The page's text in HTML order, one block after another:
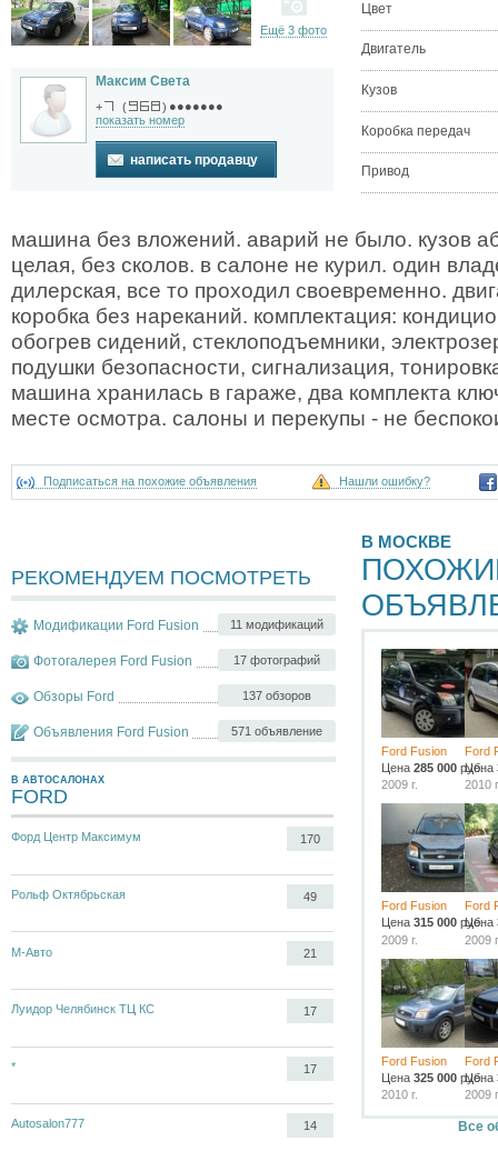
Ещё 3 фото
Максим Света
+ ( ) ●●●●●●●
показать номер
написать продавцу
Цвет
Двигатель
Кузов
Коробка передач
Привод
машина без вложений. аварий не было. кузов
целая, без сколов. в салоне не курил. один
дилерская, все то проходил своевременно.
коробка без нареканий. комплектация:
обогрев сидений, стеклоподъемники,
подушки безопасности, сигнализация,
машина хранилась в гараже, два комплекта
месте осмотра. салоны и перекупы - не
Подписаться на похожие объявления Нашли ошибку?
РЕКОМЕНДУЕМ ПОСМОТРЕТЬ
11 модификаций
Модификации Ford Fusion
17 фотографий
Фотогалерея Ford Fusion
137 обзоров
Обзоры Ford
571 объявление
Объявления Ford Fusion
В АВТОСАЛОНАХ
FORD
Форд Центр Максимум 170
Рольф Октябрьская 49
М-Авто 21
Луидор Челябинск ТЦ КС 17
* 17
Autosalon777 14
В МОСКВЕ
Ford Fusion
Цена 285 000 руб.
2009 г.
Ford
Цена
2010
Ford Fusion
Цена 315 000 руб.
2009 г.
Ford
Цена
2009
Ford Fusion
Цена 325 000 руб.
2010 г.
Ford
Цена
2009
Все